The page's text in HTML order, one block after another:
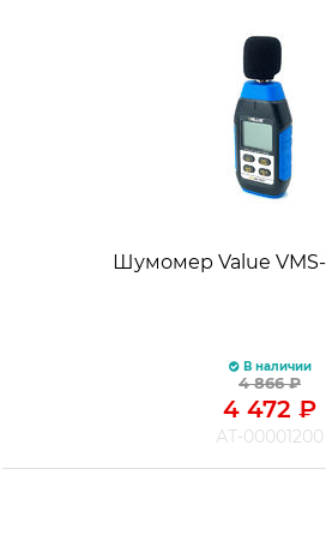
Шумомер Value VMS-
В наличии
4 866₽
4 472 ₽
АТ-00001200